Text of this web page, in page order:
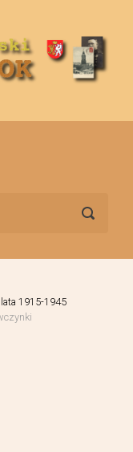
lata 1915-1945